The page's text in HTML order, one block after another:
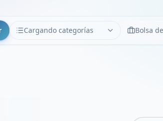
Cargando categorías
CATEGORÍAS LimpiarBolsa
Compartir producto